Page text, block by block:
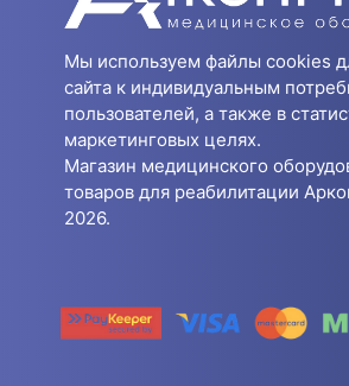
Мы используем файлы cookies
сайта к индивидуальным
пользователей, а также в
маркетинговых целях.
Магазин медицинского
товаров для реабилитации
2026.